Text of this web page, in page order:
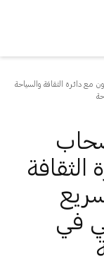
مع دائرة الثقافة والسياحة
في